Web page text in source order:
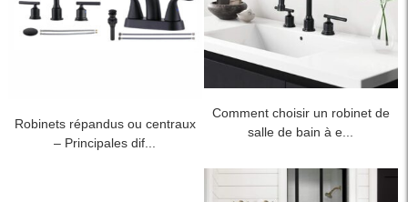
Robinets répandus ou centraux
– Principales dif...
Comment choisir un robinet de
salle de bain à e...